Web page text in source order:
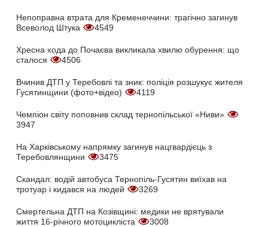
Непоправна втрата для Кременеччини: трагічно загинув
Всеволод Штука
4549
Хресна хода до Почаєва викликала хвилю обурення: що
сталося
4506
Вчинив ДТП у Теребовлі та зник: поліція розшукує жителя
Гусятинщини (фото+відео)
4119
Чемпіон світу поповнив склад тернопільської «Ниви»
3947
На Харківському напрямку загинув нацгвардієць з
Теребовлянщини
3475
Скандал: водій автобуса Тернопіль-Гусятин виїхав на
тротуар і кидався на людей
3269
Смертельна ДТП на Козівщині: медики не врятували
життя 16-річного мотоцикліста
3008